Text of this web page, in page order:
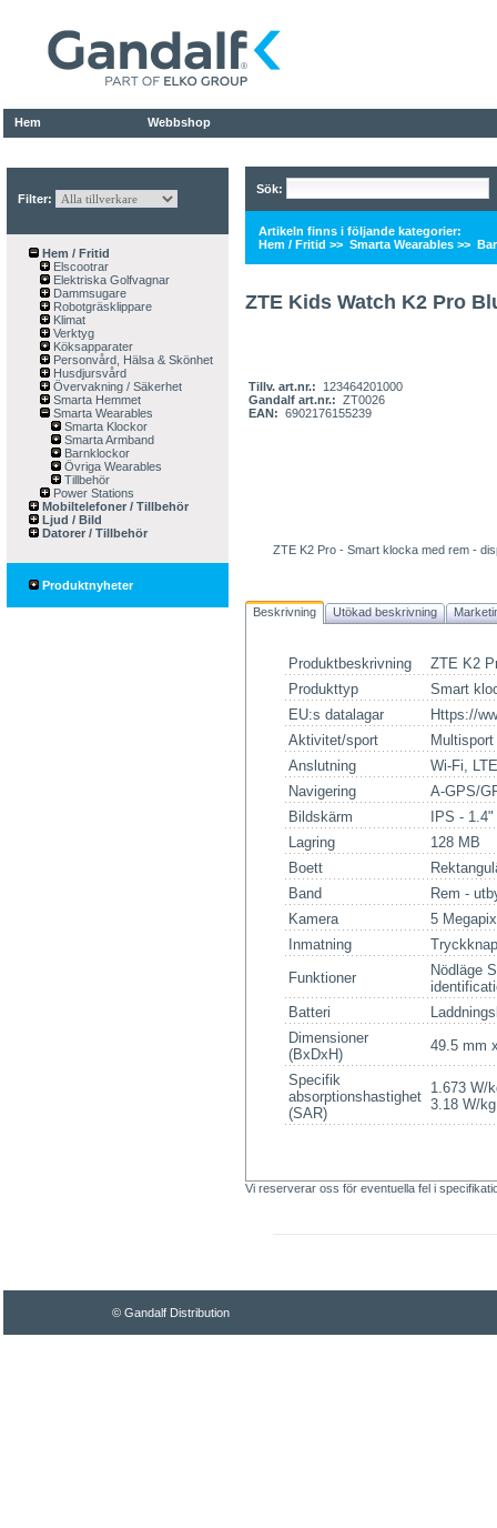
Hem Webbshop
Filter:
Hem / Fritid
Elscootrar
Elektriska Golfvagnar
Dammsugare
Robotgräsklippare
Klimat
Verktyg
Köksapparater
Personvård, Hälsa & Skönhet
Husdjursvård
Övervakning / Säkerhet
Smarta Hemmet
Smarta Wearables
Smarta Klockor
Smarta Armband
Barnklockor
Övriga Wearables
Tillbehör
Power Stations
Mobiltelefoner / Tillbehör
Ljud / Bild
Datorer / Tillbehör
Produktnyheter
Sök:
Artikeln finns i följande kategorier:
Hem / Fritid >> Smarta Wearables >>
ZTE Kids Watch K2 Pro
Tillv. art.nr.:
123464201000
Gandalf art.nr.: ZT0026
EAN: 6902176155239
ZTE K2 Pro - Smart klocka med rem -
Beskrivning Utökad beskrivning
Produktbeskrivning
ZTE K2
Produkttyp
Smart
EU:s datalagar
Https://
Aktivitet/sport
Multisport
Anslutning
Wi-Fi,
Navigering
A-GPS/
Bildskärm
IPS -
Lagring
128 MB
Boett
Band
Rem -
Kamera
5
Inmatning
Funktioner
Nödläge
Batteri
Dimensioner
(BxDxH)
49.5 mm
Specifik
absorptionshastighet
(SAR)
1.673 W/
3.18 W/
Vi reserverar oss för eventuella fel i
© Gandalf Distribution